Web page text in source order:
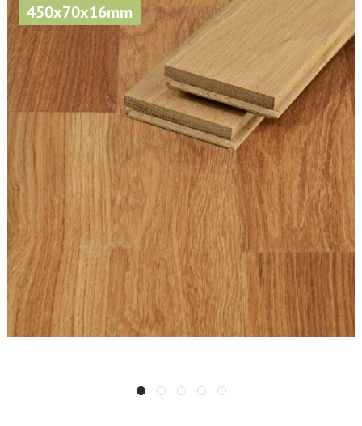
450x70x16mm